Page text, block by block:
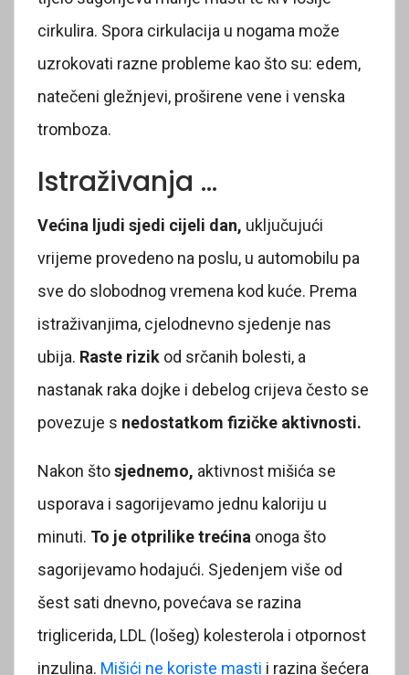
cirkulira. Spora cirkulacija u nogama može
uzrokovati razne probleme kao što su: edem,
natečeni gležnjevi, proširene vene i venska
tromboza.
Istraživanja …
Većina ljudi sjedi cijeli dan, uključujući
vrijeme provedeno na poslu, u automobilu pa
sve do slobodnog vremena kod kuće. Prema
istraživanjima, cjelodnevno sjedenje nas
ubija. Raste rizik od srčanih bolesti, a
nastanak raka dojke i debelog crijeva često se
povezuje s nedostatkom fizičke aktivnosti.
Nakon štosjednemo, aktivnost mišića se
usporava i sagorijevamo jednu kaloriju u
minuti. To je otprilike trećina onoga što
sagorijevamo hodajući. Sjedenjem više od
šest sati dnevno, povećava se razina
triglicerida, LDL (lošeg) kolesterola i otpornost
inzulina. Mišići ne koriste masti i razina šećera